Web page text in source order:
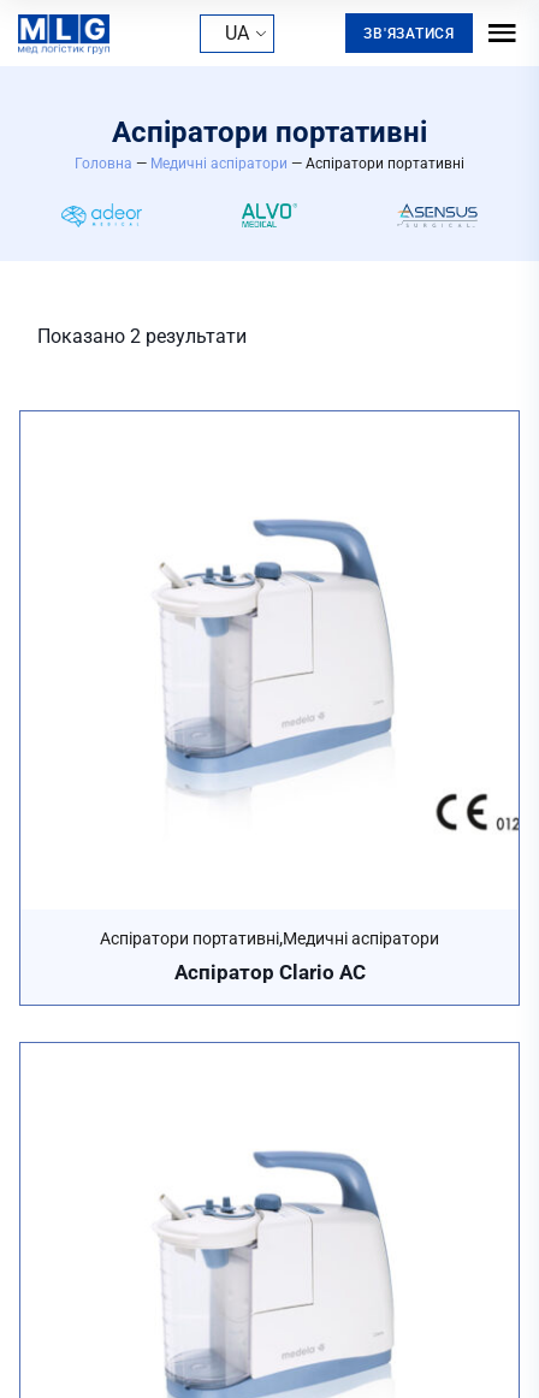
UA ЗВ'ЯЗАТИСЯ
Аспіратори портативні
Головна — Медичні аспіратори — Аспіратори портативні
Показано 2 результати
Аспіратори портативні,Медичні аспіратори
Аспіратор Clario AC